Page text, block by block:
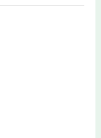
回避しないと！え
店舗召喚】？ これ